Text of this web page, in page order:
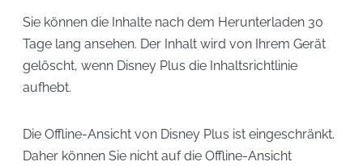
Sie können die Inhalte nach dem Herunterladen 30
Tage lang ansehen. Der Inhalt wird von Ihrem Gerät
gelöscht, wenn Disney Plus die Inhaltsrichtlinie
aufhebt.
Die Offline-Ansicht von Disney Plus ist eingeschränkt.
Daher können Sie nicht auf die Offline-Ansicht